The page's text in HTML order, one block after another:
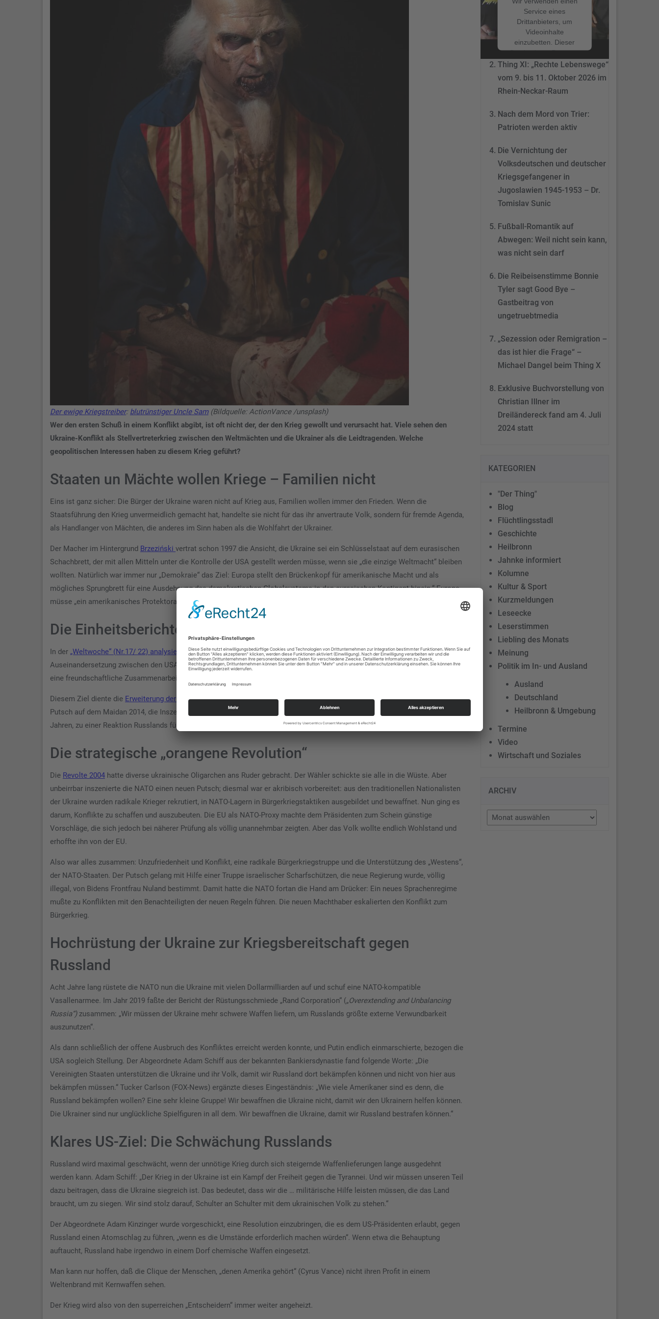
Der ewige Kriegstreiber: blutrünstiger Uncle Sam(Bildquelle: ActionVance /unsplash)
Wer den ersten Schuß in einem Konflikt abgibt, ist oft nicht der, der den Krieg gewollt und verursacht hat. Viele sehen den
Ukraine-Konflikt als Stellvertreterkrieg zwischen den Weltmächten und die Ukrainer als die Leidtragenden. Welche
geopolitischen Interessen haben zu diesem Krieg geführt?
Staaten un Mächte wollen Kriege – Familien nicht
Eins ist ganz sicher: Die Bürger der Ukraine waren nicht auf Krieg aus, Familien wollen immer den Frieden. Wenn die
Staatsführung den Krieg unvermeidlich gemacht hat, handelte sie nicht für das ihr anvertraute Volk, sondern für fremde Agenda,
als Handlanger von Mächten, die anderes im Sinn haben als die Wohlfahrt der Ukrainer.
Der Macher im Hintergrund Brzeziński vertrat schon 1997 die Ansicht, die Ukraine sei ein Schlüsselstaat auf dem eurasischen
Schachbrett, der mit allen Mitteln unter die Kontrolle der USA gestellt werden müsse, wenn sie „die einzige Weltmacht“ bleiben
wollten. Natürlich war immer nur „Demokraie“ das Ziel: Europa stellt den Brückenkopf für amerikanische Macht und als
mögliches Sprungbrett für eine Ausdehnung des demokratischen Globalsystems in den eurasischen Kontinent hinein.“ Europa
müsse „ein amerikanisches Protektorat bleiben, dessen alliierte Staaten an Vasallen und Tributpflichtige von einst erinnern“
Die Einheitsberichterstattung bröckelt
In der „Weltwoche“ (Nr.17/ 22) analysiert Oskar Lafontainedie Hintergründe: „Im Ukrainekrieg geht es in Wirklichkeit um eine
Auseinandersetzung zwischen den USA und Russland.“ Seit Jahrhunderten sei es das Hauptziel der USA, zu verhindern, daß es
eine freundschaftliche Zusammenarbeit zwischen Russland und Deutschland gibt.
Diesem Ziel diente die Erweiterung der NATOum einen halben Erdteil nach Osten, dann die Farbenrevolution 2004, der CIA-
Putsch auf dem Maidan 2014, die Inszenierung des Kriegs der Regierung gegen den Osten des Landes, der schließlich, nach 8
Jahren, zu einer Reaktion Russlands führen sollte und mußte.
Die strategische „orangene Revolution“
Die Revolte 2004 hatte diverse ukrainische Oligarchen ans Ruder gebracht. Der Wähler schickte sie alle in die Wüste. Aber
unbeirrbar inszenierte die NATO einen neuen Putsch; diesmal war er akribisch vorbereitet: aus den traditionellen Nationalisten
der Ukraine wurden radikale Krieger rekrutiert, in NATO-Lagern in Bürgerkriegstaktiken ausgebildet und bewaffnet. Nun ging es
darum, Konflikte zu schaffen und auszubeuten. Die EU als NATO-Proxy machte dem Präsidenten zum Schein günstige
Vorschläge, die sich jedoch bei näherer Prüfung als völlig unannehmbar zeigten. Aber das Volk wollte endlich Wohlstand und
erhoffte ihn von der EU.
Also war alles zusammen: Unzufriedenheit und Konflikt, eine radikale Bürgerkriegstruppe und die Unterstützung des „Westens“,
der NATO-Staaten. Der Putsch gelang mit Hilfe einer Truppe israelischer Scharfschützen, die neue Regierung wurde, völlig
illegal, von Bidens Frontfrau Nuland bestimmt. Damit hatte die NATO fortan die Hand am Drücker: Ein neues Sprachenregime
mußte zu Konflikten mit den Benachteiligten der neuen Regeln führen. Die neuen Machthaber eskalierten den Konflikt zum
Bürgerkrieg.
Hochrüstung der Ukraine zur Kriegsbereitschaft gegen
Russland
Acht Jahre lang rüstete die NATO nun die Ukraine mit vielen Dollarmilliarden auf und schuf eine NATO-kompatible
Vasallenarmee. Im Jahr 2019 faßte der Bericht der Rüstungsschmiede „Rand Corporation“ („Overextending and Unbalancing
Russia“) zusammen: „Wir müssen der Ukraine mehr schwere Waffen liefern, um Russlands größte externe Verwundbarkeit
auszunutzen“.
Als dann schließlich der offene Ausbruch des Konfliktes erreicht werden konnte, und Putin endlich einmarschierte, bezogen die
USA sogleich Stellung. Der Abgeordnete Adam Schiff aus der bekannten Bankiersdynastie fand folgende Worte: „Die
Vereinigten Staaten unterstützen die Ukraine und ihr Volk, damit wir Russland dort bekämpfen können und nicht von hier aus
bekämpfen müssen.“ Tucker Carlson (FOX-News) ergänzte dieses Eingeständnis: „Wie viele Amerikaner sind es denn, die
Russland bekämpfen wollen? Eine sehr kleine Gruppe! Wir bewaffnen die Ukraine nicht, damit wir den Ukrainern helfen können.
Die Ukrainer sind nur unglückliche Spielfiguren in all dem. Wir bewaffnen die Ukraine, damit wir Russland bestrafen können.“
Klares US-Ziel: Die Schwächung Russlands
Russland wird maximal geschwächt, wenn der unnötige Krieg durch sich steigernde Waffenlieferungen lange ausgedehnt
werden kann. Adam Schiff: „Der Krieg in der Ukraine ist ein Kampf der Freiheit gegen die Tyrannei. Und wir müssen unseren Teil
dazu beitragen, dass die Ukraine siegreich ist. Das bedeutet, dass wir die … militärische Hilfe leisten müssen, die das Land
braucht, um zu siegen. Wir sind stolz darauf, Schulter an Schulter mit dem ukrainischen Volk zu stehen.“
Der Abgeordnete Adam Kinzinger wurde vorgeschickt, eine Resolution einzubringen, die es dem US-Präsidenten erlaubt, gegen
Russland einen Atomschlag zu führen, „wenn es die Umstände erforderlich machen würden“. Wenn etwa die Behauptung
auftaucht, Russland habe irgendwo in einem Dorf chemische Waffen eingesetzt.
Man kann nur hoffen, daß die Clique der Menschen, „denen Amerika gehört“ (Cyrus Vance) nicht ihren Profit in einem
Weltenbrand mit Kernwaffen sehen.
Der Krieg wird also von den superreichen „Entscheidern“ immer weiter angeheizt.
Service eines
Drittanbieters, um
Videoinhalte
einzubetten. Dieser
Service kann Daten zu
Ihren Aktivitäten
sammeln. Bitte lesen
Sie die Details durch
und stimmen Sie der
zu, um dieses Video
anzusehen.
Mehr
Informationen
Akzeptieren
powered by
Usercentrics Consent
&eRecht24
Nach dem Mord von Trier:
Patrioten werden aktiv
Thing XI: „Rechte Lebenswege“
vom 9. bis 11. Oktober 2026 im
Rhein-Neckar-Raum
Nach dem Mord von Trier:
Patrioten werden aktiv
Die Vernichtung der
Volksdeutschen und deutscher
Kriegsgefangener in
Jugoslawien 1945-1953 – Dr.
Tomislav Sunic
Fußball-Romantik auf
Abwegen: Weil nicht sein kann,
was nicht sein darf
Die Reibeisenstimme Bonnie
Tyler sagt Good Bye –
Gastbeitrag von
ungetruebtmedia
„Sezession oder Remigration –
das ist hier die Frage“ –
Michael Dangel beim Thing X
Exklusive Buchvorstellung von
Christian Illner im
Dreiländereck fand am 4. Juli
2024 statt
KATEGORIEN
"Der Thing"
Blog
Flüchtlingsstadl
Geschichte
Heilbronn
Jahnke informiert
Kolumne
Kultur & Sport
Kurzmeldungen
Leseecke
Leserstimmen
Liebling des Monats
Meinung
Politik im In- und Ausland
Ausland
Deutschland
Heilbronn & Umgebung
Termine
Video
Wirtschaft und Soziales
ARCHIV
Archiv